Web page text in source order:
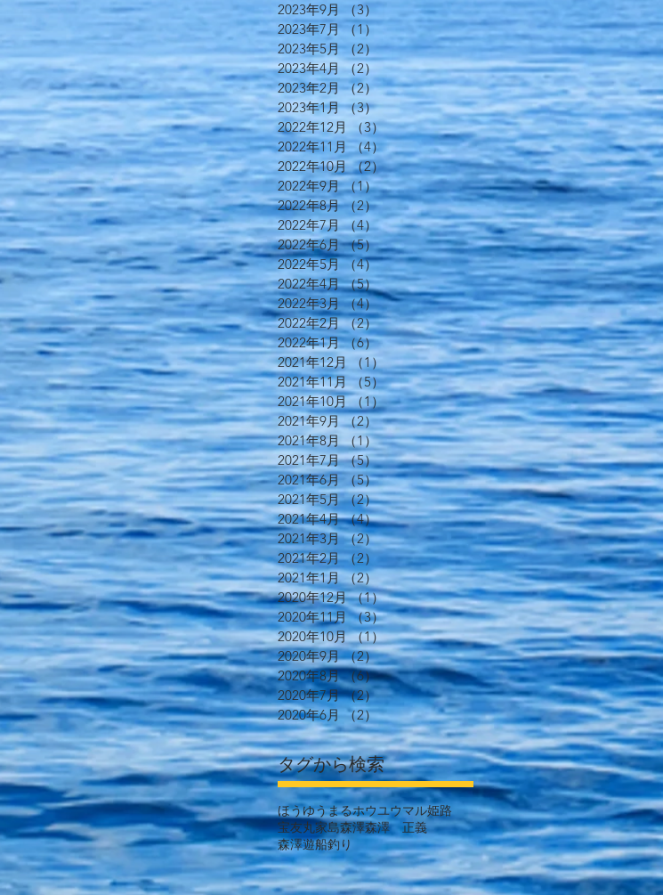
2023年9月
（3）3件の記事
2023年7月 （1）1件の記事
2023年5月 （2）2件の記事
2023年4月 （2）
2件の記事
2023年2月 （2）2件の記事
2023年1月 （3）3件の記事
2022年12月
（3）3件の記事
2022年11月 （4）4件の記事
2022年10月 （2）2件の記事
2022年9月 （1）1件の記事
2022年8月 （2）2件の記事
2022年7月 （4）4件の記事
2022年6月 （5）5件の記事
2022年5月 （4）4件の記事
2022年4月 （5）5件の記事
2022年3月 （4）4件の記事
2022年2月 （2）2件の記事
2022年1月 （6）6件の記事
2021年12月
（1）
1件の記事
2021年11月 （5）5件の記事
2021年10月 （1）1件の記事
2021年9月 （2）2件の記事
2021年8月 （1）1件の記事
2021年7月 （5）5件の記事
2021年6月
（5）5件の記事
2021年5月 （2）2件の記事
2021年4月 （4）4件の記事
2021年3月 （2）2件の記事
2021年2月 （2） 2件の記事
2021年1月 （2）2件の記事
2020年12月 （1）1件の記事
2020年11月 （3）3件の記事
2020年10月 （1）1件の記事
2020年9月 （2）2件の記事
2020年8月 （6）6件の記事
2020年7月 （2）2件の記事
2020年6月 （2）2件の記事
タグから検索
ほうゆうまるホウユウマル姫路
宝友丸家島森澤森澤 正義
森澤遊船釣り